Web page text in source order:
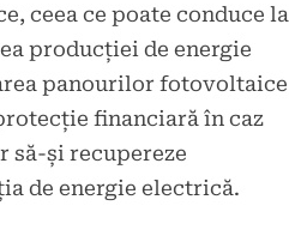
ceea ce poate conduce la
producției de energie
panourilor fotovoltaice
financiară în caz
să-și recupereze
de energie electrică.